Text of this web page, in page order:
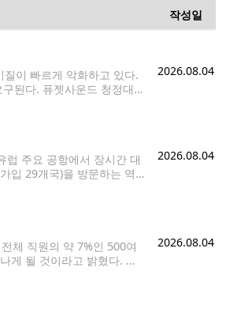
작성일
이 빠르게 악화하고 있다.
된다. 퓨젯사운드 청정대
2026.08.04
주요 공항에서 장시간 대
입 29개국)을 방문하는 역
2026.08.04
체 직원의 약 7%인 500여
게 될 것이라고 밝혔다. 회
2026.08.04